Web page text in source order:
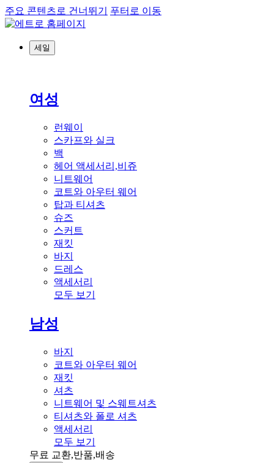
주요 콘텐츠로 건너뛰기 푸터로 이동
세일
여성
런웨이
스카프와 실크
백
헤어 액세서리,비쥬
니트웨어
코트와 아우터 웨어
탑과 티셔츠
슈즈
스커트
재킷
바지
드레스
액세서리
모두 보기
남성
바지
코트와 아우터 웨어
재킷
셔츠
니트웨어 및 스웨트셔츠
티셔츠와 폴로 셔츠
액세서리
모두 보기
무료 교환,반품,배송